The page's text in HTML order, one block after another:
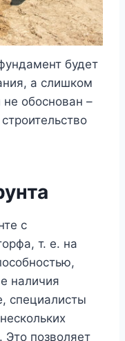
будет
а слишком
не обоснован –
с
т. е. на
наличия
специалисты
Это позволяет